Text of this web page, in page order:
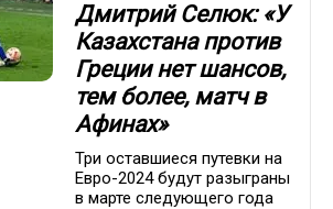
Дмитрий Селюк: «У
Казахстана против
Греции нет шансов,
тем более, матч в
Афинах»
Три оставшиеся путевки на
Евро-2024 будут разыграны
в марте следующего года